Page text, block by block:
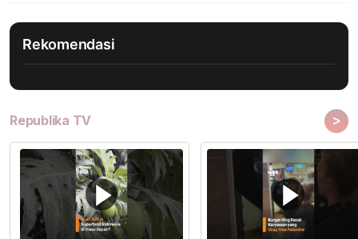
Rekomendasi
Republika TV >